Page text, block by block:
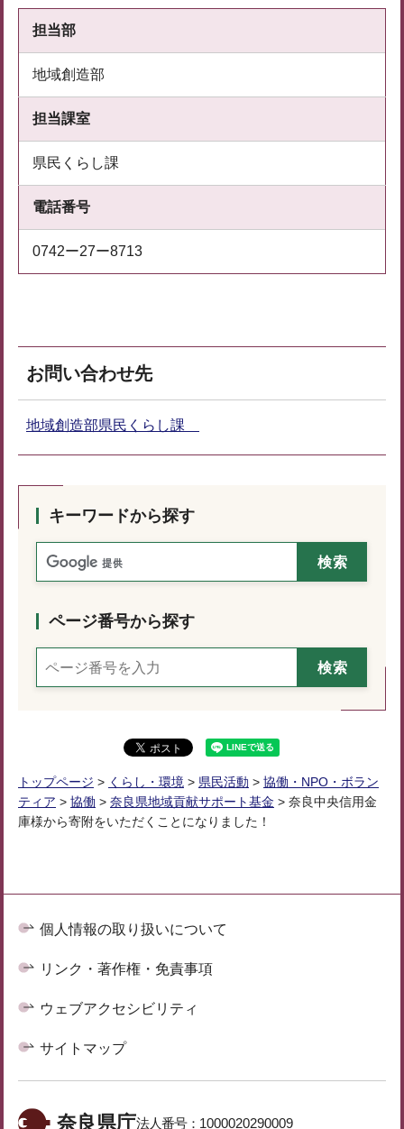
担当部
地域創造部
担当課室
県民くらし課
電話番号
0742ー27ー8713
お問い合わせ先
地域創造部県民くらし課
キーワードから探す
ページ番号から探す
トップページ > くらし・環境 > 県民活動 > 協働・NPO・ボラン
ティア > 協働 > 奈良県地域貢献サポート基金 > 奈良中央信用金
庫様から寄附をいただくことになりました！
個人情報の取り扱いについて
リンク・著作権・免責事項
ウェブアクセシビリティ
サイトマップ
奈良県庁法人番号： 1000020290009